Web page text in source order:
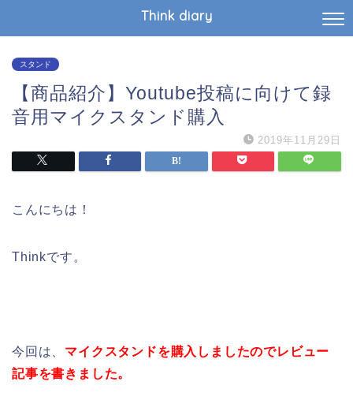
Think diary
スタンド
【商品紹介】Youtube投稿に向けて録
音用マイクスタンド購入
2019年11月29日
こんにちは！
Thinkです。
今回は、 マイクスタンドを購入しましたのでレビュー
記事を書きました。